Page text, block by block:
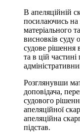
В апеляційній
посилаючись на
матеріального
висновків суду
судове рішення
та в цій
Розглянувши
доповідача,
судового
апеляційної
апеляційна
підстав.